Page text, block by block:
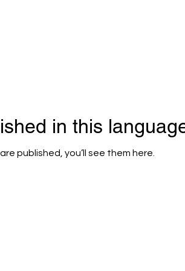
in this
published, you’ll see them here.